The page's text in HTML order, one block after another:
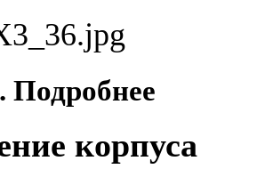
Подробнее
корпуса